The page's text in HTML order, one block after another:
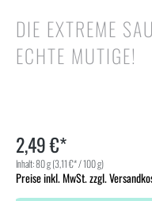
DIE EXTREME
ECHTE MUTIGE!
2,49 €*
Inhalt:80 g(3,11 €* / 100 g)
Preise inkl. MwSt. zzgl.